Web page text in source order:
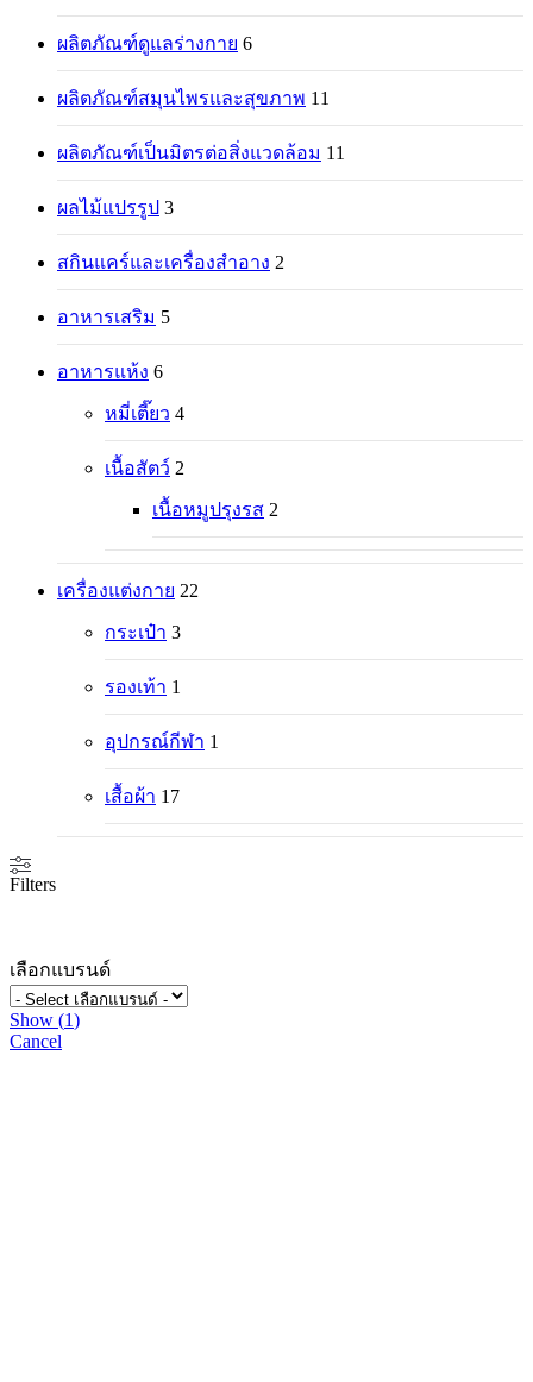
ผลิตภัณฑ์ดูแลร่างกาย 6
ผลิตภัณฑ์สมุนไพรและสุขภาพ 11
ผลิตภัณฑ์เป็นมิตรต่อสิ่งแวดล้อม 11
ผลไม้แปรรูป 3
สกินแคร์และเครื่องสำอาง 2
อาหารเสริม 5
อาหารแห้ง 6
หมี่เตี๊ยว 4
เนื้อสัตว์ 2
เนื้อหมูปรุงรส 2
เครื่องแต่งกาย 22
กระเป๋า 3
รองเท้า 1
อุปกรณ์กีฬา 1
เสื้อผ้า 17
Filters
เลือกแบรนด์
Show (1)
Cancel